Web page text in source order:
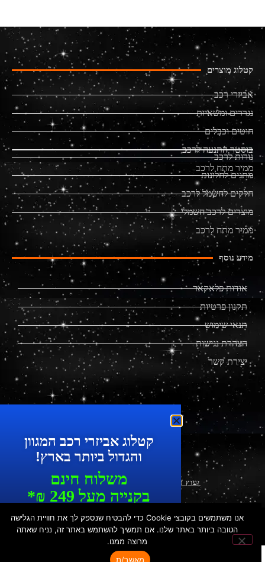
קטלוג מוצרים
אביזרי רכב
נגררים ומשאיות
חוטים וכבלים
בוסטר התנעה לרכב
ממיר מתח לרכב
נורות לרכב
מתגים לחלונות
חלקים לחשמל לרכב
מוצרים לרכב חשמלי
ממיר מתח לרכב
מידע נוסף
אודות פלאקאר
תקנון פרטיות
תנאי שימוש
הצהרת נגישות
יצירת קשר
מוצרים מתקדמים לרכב
יעוץ עסקי ושיווק דיגיטלי|עיצוב ופיתוח
7287550 | נייד: 052-3376032
אנו משתמשים בקובצי Cookie כדי להבטיח שנספק לך את חוויית הגלישה
הטובה ביותר באתר שלנו. אם תמשיך להשתמש באתר זה, נניח שאתה
מרוצה ממנו.
מאשר/ת
קטלוג אביזרי רכב המגוון
והגדול ביותר בארץ!
משלוח חינם
בקנייה מעל 249 ₪*
כל המוצרים ניתנים לאיסוף עצמי